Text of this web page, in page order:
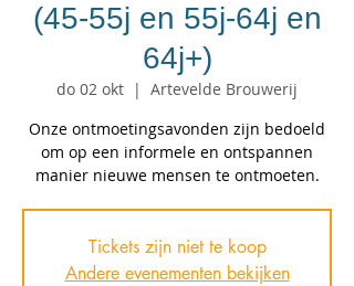
(45-55j en 55j-64j en
64j+)
do 02 okt
  |
Artevelde Brouwerij
Onze ontmoetingsavonden zijn bedoeld
om op een informele en ontspannen
manier nieuwe mensen te ontmoeten.
Tickets zijn niet te koop
Andere evenementen bekijken